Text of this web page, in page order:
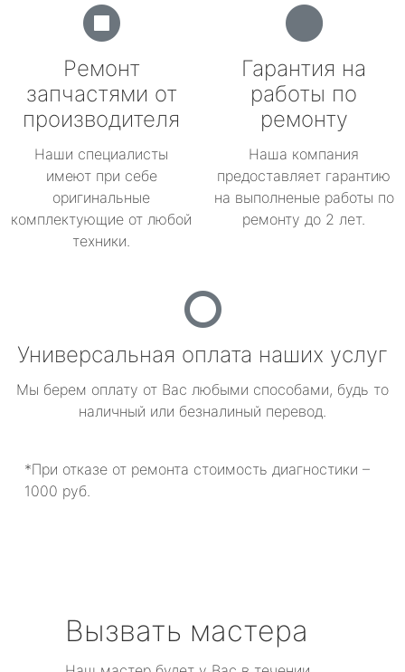
Ремонт
запчастями от
производителя
Наши специалисты
имеют при себе
оригинальные
комплектующие от любой
техники.
Гарантия на
работы по
ремонту
Наша компания
предоставляет гарантию
на выполненые работы по
ремонту до 2 лет.
Универсальная оплата наших услуг
Мы берем оплату от Вас любыми способами, будь то
наличный или безналиный перевод.
*При отказе от ремонта стоимость диагностики –
1000 руб.
Вызвать мастера